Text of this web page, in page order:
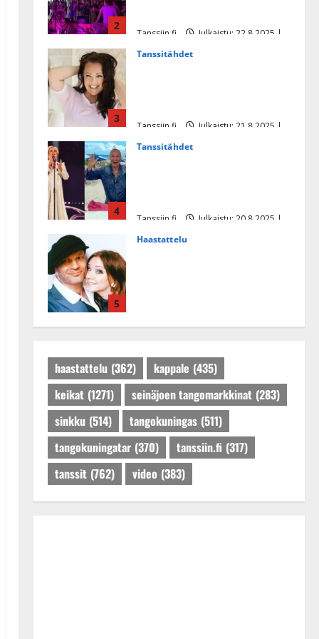
2
Tanssiin.fi
Julkaistu: 22.8.2025 |
3
Tanssitähdet
Tanssiin.fi
Julkaistu: 21.8.2025 |
4
Tanssitähdet
Tanssiin.fi
Julkaistu: 20.8.2025 |
5
Haastattelu
Tanssiin.fi
Julkaistu: 27.4.2025 |
haastattelu (362) kappale (435)
keikat (1271) seinäjoen tangomarkkinat (283)
sinkku (514) tangokuningas (511)
tangokuningatar (370) tanssiin.fi (317)
tanssit (762) video (383)